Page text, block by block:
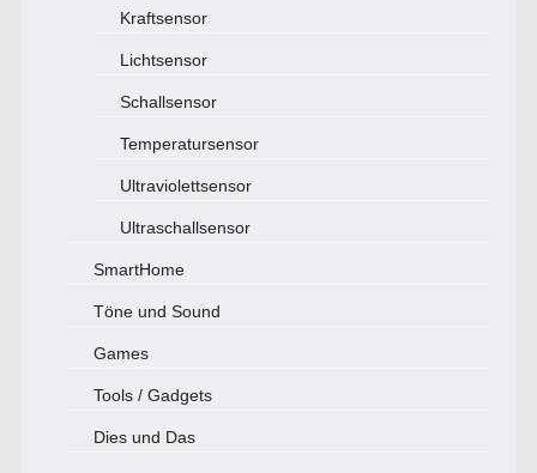
Kraftsensor
Lichtsensor
Schallsensor
Temperatursensor
Ultraviolettsensor
Ultraschallsensor
SmartHome
Töne und Sound
Games
Tools / Gadgets
Dies und Das